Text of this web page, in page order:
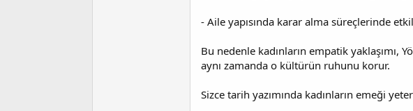
- Aile yapısında karar alma süreçlerinde
Bu nedenle kadınların empatik yaklaşımı,
aynı zamanda o kültürün ruhunu korur.
Sizce tarih yazımında kadınların emeği